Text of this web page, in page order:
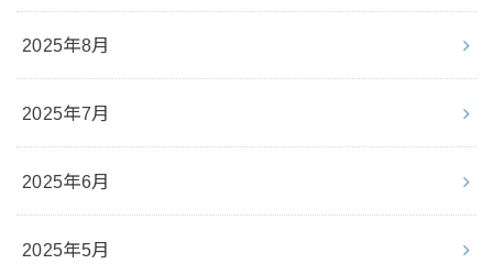
2025年8月
2025年7月
2025年6月
2025年5月